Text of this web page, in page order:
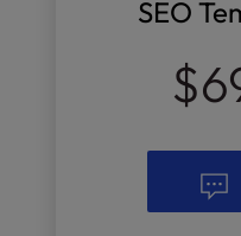
SEO